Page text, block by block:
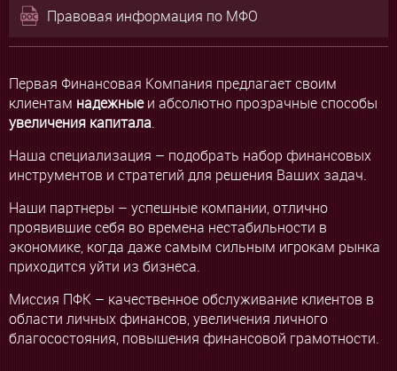
Правовая информация по МФО
Первая Финансовая Компания предлагает своим
клиентам надежныеи абсолютно прозрачные способы
увеличения капитала.
Наша специализация – подобрать набор финансовых
инструментов и стратегий для решения Ваших задач.
Наши партнеры – успешные компании, отлично
проявившие себя во времена нестабильности в
экономике, когда даже самым сильным игрокам рынка
приходится уйти из бизнеса.
Миссия ПФК – качественное обслуживание клиентов в
области личных финансов, увеличения личного
благосостояния, повышения финансовой грамотности.